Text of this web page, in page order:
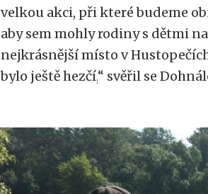
velkou akci, při které budeme
aby sem mohly rodiny s dětmi
nejkrásnější místo v
bylo ještě hezčí,“ svěřil se